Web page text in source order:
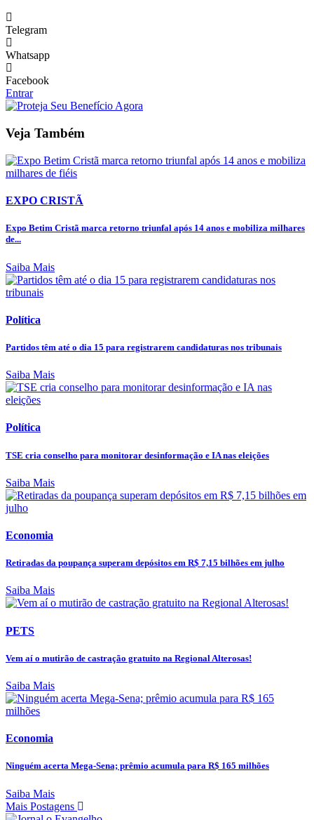
Telegram
Whatsapp
Facebook
Entrar
Veja Também
EXPO CRISTÃ
Expo Betim Cristã marca retorno triunfal após 14 anos e mobiliza milhares
de...
Saiba Mais
Política
Partidos têm até o dia 15 para registrarem candidaturas nos tribunais
Saiba Mais
Política
TSE cria conselho para monitorar desinformação e IA nas eleições
Saiba Mais
Economia
Retiradas da poupança superam depósitos em R$ 7,15 bilhões em julho
Saiba Mais
PETS
Vem aí o mutirão de castração gratuito na Regional Alterosas!
Saiba Mais
Economia
Ninguém acerta Mega-Sena; prêmio acumula para R$ 165 milhões
Saiba Mais
Mais Postagens